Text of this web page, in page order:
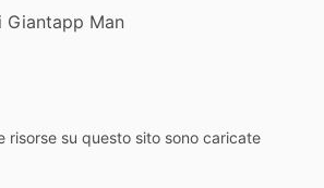
Giantapp Man
risorse su questo sito sono caricate